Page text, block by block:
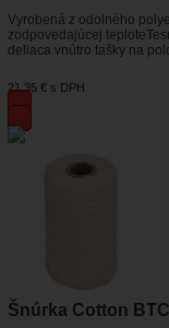
Vyrobená z odolného
zodpovedajúcej
deliaca vnútro tašky na
21,35 € s DPH
Šnúrka Cotton